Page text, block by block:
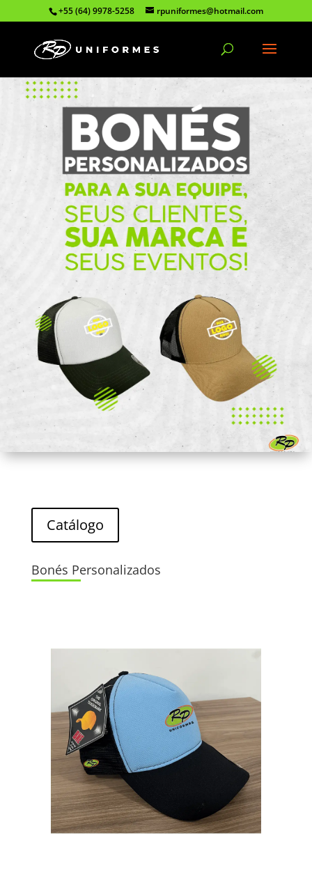
+55 (64) 9978-5258 rpuniformes@hotmail.com
Catálogo
Bonés Personalizados